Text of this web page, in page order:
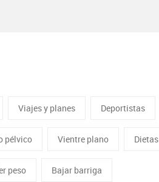
Viajes y planes Deportistas
pélvico Vientre plano
peso Bajar barriga